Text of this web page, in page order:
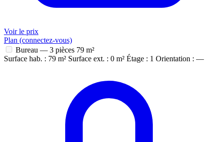
Voir le prix
Plan (connectez-vous)
Bureau — 3 pièces 79 m²
Surface hab. : 79 m² Surface ext. : 0 m² Étage : 1 Orientation : —